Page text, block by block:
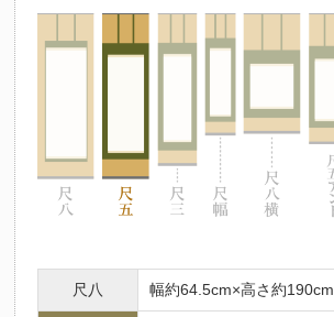
尺八 幅約64.5cm×高さ約190cm